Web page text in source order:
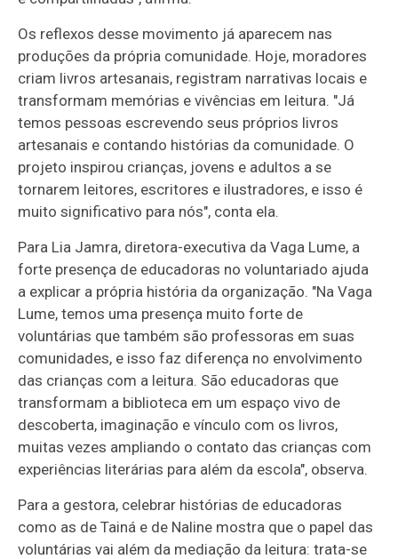
Os reflexos desse movimento já aparecem nas
produções da própria comunidade. Hoje, moradores
criam livros artesanais, registram narrativas locais e
transformam memórias e vivências em leitura. "Já
temos pessoas escrevendo seus próprios livros
artesanais e contando histórias da comunidade. O
projeto inspirou crianças, jovens e adultos a se
tornarem leitores, escritores e ilustradores, e isso é
muito significativo para nós", conta ela.
Para Lia Jamra, diretora-executiva da Vaga Lume, a
forte presença de educadoras no voluntariado ajuda
a explicar a própria história da organização. "Na Vaga
Lume, temos uma presença muito forte de
voluntárias que também são professoras em suas
comunidades, e isso faz diferença no envolvimento
das crianças com a leitura. São educadoras que
transformam a biblioteca em um espaço vivo de
descoberta, imaginação e vínculo com os livros,
muitas vezes ampliando o contato das crianças com
experiências literárias para além da escola", observa.
Para a gestora, celebrar histórias de educadoras
como as de Tainá e de Naline mostra que o papel das
voluntárias vai além da mediação da leitura: trata-se